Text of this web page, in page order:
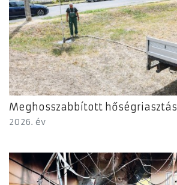
Meghosszabbított hőségriasztás
2026. év